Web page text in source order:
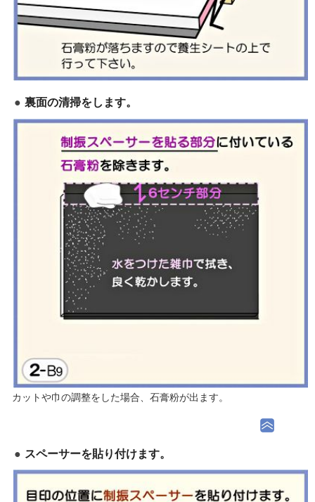
裏面の清掃をします。
カットや巾の調整をした場合、石膏粉が出ます。
スペーサーを貼り付けます。